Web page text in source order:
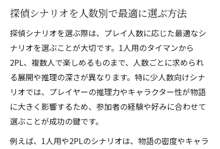
KPレスと推理重視探偵シナリオの違い
KPレス対応の探偵物語で新体験を発見
KPレス探偵シナリオで得られる新しい体験
KPレス対応探偵シナリオの選び方と魅力
KPレスで楽しむ推理重視探偵シナリオ入門
KPレス探偵シナリオの継続プレイ活用法
タイマンや2PLにも合うKPレス探偵体験
継続PCを活かす探偵シナリオの楽しみ方
探偵シナリオを人数別で最適に選ぶ方法
探偵シナリオを選ぶ際は、プレイ人数に応じた最適なシ
ナリオを選ぶことが大切です。1人用のタイマンから
2PL、複数人で楽しめるものまで、人数ごとに求められ
る展開や推理の深さが異なります。特に少人数向けシナ
リオでは、プレイヤーの推理力やキャラクター性が物語
に大きく影響するため、参加者の経験や好みに合わせて
選ぶことが成功の鍵です。
例えば、1人用や2PLのシナリオは、物語の密度やキャラ